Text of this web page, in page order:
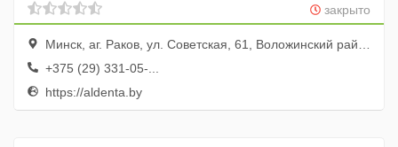
закрыто
Минск, аг. Раков, ул. Советская, 61, Воложинский район, Минская область, Республика Беларусь.
+375 (29) 331-05-...
https://aldenta.by